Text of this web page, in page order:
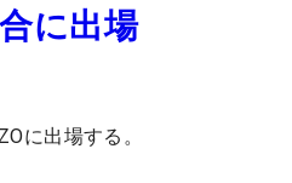
に出場
に出場する。